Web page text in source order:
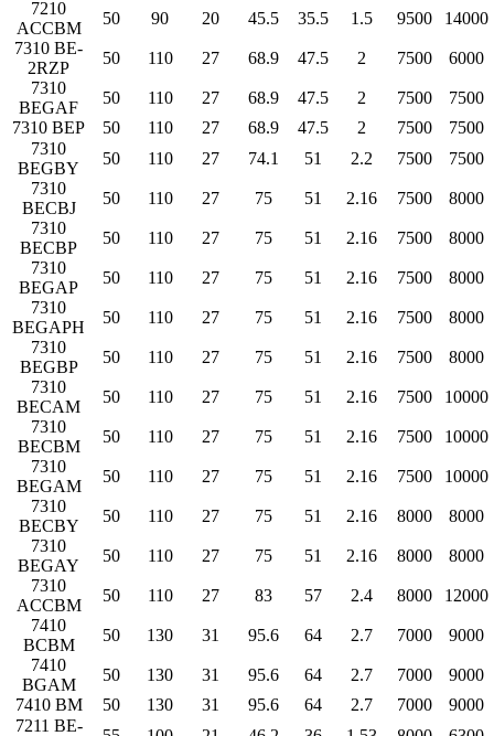
7210
ACCBM
50 90 20 45.5 35.5 1.5 9500
14000
7310 BE-
2RZP
50 110 27 68.9 47.5 2 7500
6000
7310
BEGAF
50 110 27 68.9 47.5 2 7500
7500
7310 BEP
50 110 27 68.9 47.5 2 7500
7500
7310
BEGBY
50 110 27 74.1 51 2.2 7500
7500
7310
BECBJ
50 110 27 75 51 2.16 7500
8000
7310
BECBP
50 110 27 75 51 2.16 7500
8000
7310
BEGAP
50 110 27 75 51 2.16 7500
8000
7310
BEGAPH
50 110 27 75 51 2.16 7500
8000
7310
BEGBP
50 110 27 75 51 2.16 7500
8000
7310
BECAM
50 110 27 75 51 2.16 7500
10000
7310
BECBM
50 110 27 75 51 2.16 7500
10000
7310
BEGAM
50 110 27 75 51 2.16 7500
10000
7310
BECBY
50 110 27 75 51 2.16 8000
8000
7310
BEGAY
50 110 27 75 51 2.16 8000
8000
7310
ACCBM
50 110 27 83 57 2.4 8000
12000
7410
BCBM
50 130 31 95.6 64 2.7 7000
9000
7410
BGAM
50 130 31 95.6 64 2.7 7000
9000
7410 BM
50 130 31 95.6 64 2.7 7000
9000
7211 BE-